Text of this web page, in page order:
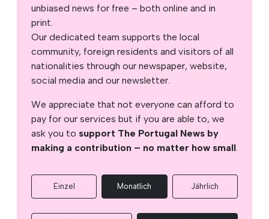
unbiased news for free – both online and in
print.
Our dedicated team supports the local
community, foreign residents and visitors of all
nationalities through our newspaper, website,
social media and our newsletter.
We appreciate that not everyone can afford to
pay for our services but if you are able to, we
ask you to support The Portugal News by
making a contribution – no matter how small.
Einzel Monatlich Jährlich